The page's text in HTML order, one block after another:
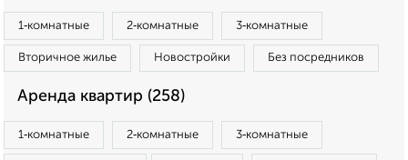
1‑комнатные 2‑комнатные 3‑комнатные
Вторичное жилье Новостройки Без посредников
Аренда квартир (258)
1‑комнатные 2‑комнатные 3‑комнатные